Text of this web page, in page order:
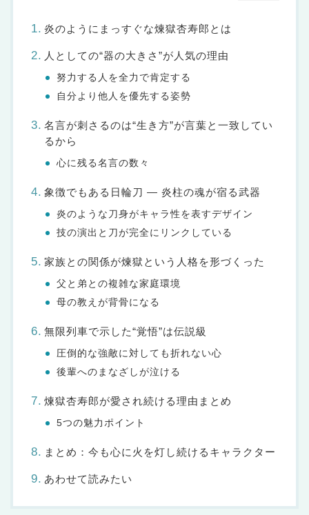
炎のようにまっすぐな煉獄杏寿郎とは
人としての“器の大きさ”が人気の理由
努力する人を全力で肯定する
自分より他人を優先する姿勢
名言が刺さるのは“生き方”が言葉と一致してい
るから
心に残る名言の数々
象徴でもある日輪刀 — 炎柱の魂が宿る武器
炎のような刀身がキャラ性を表すデザイン
技の演出と刀が完全にリンクしている
家族との関係が煉獄という人格を形づくった
父と弟との複雑な家庭環境
母の教えが背骨になる
無限列車で示した“覚悟”は伝説級
圧倒的な強敵に対しても折れない心
後輩へのまなざしが泣ける
煉獄杏寿郎が愛され続ける理由まとめ
5つの魅力ポイント
まとめ：今も心に火を灯し続けるキャラクター
あわせて読みたい